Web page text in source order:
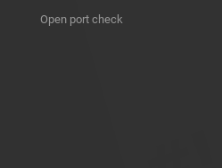
Open port check